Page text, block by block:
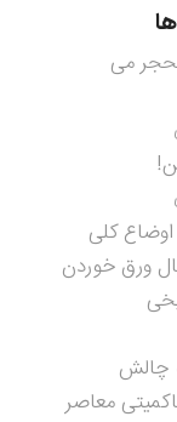
می
اوضاع کلی
ورق خوردن
چالش
معاصر